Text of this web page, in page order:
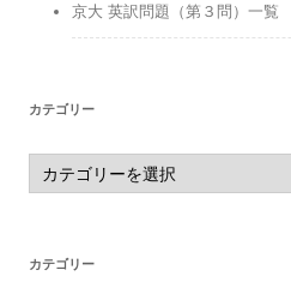
京大 英訳問題（第３問）一覧
カテゴリー
テ
ゴ
カテゴリー